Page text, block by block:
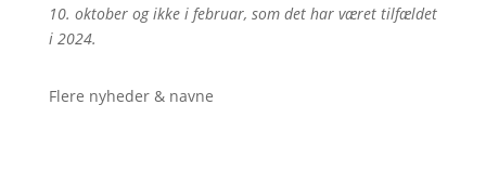
10. oktober og ikke i februar, som det har været tilfældet
i 2024.
Flere nyheder & navne